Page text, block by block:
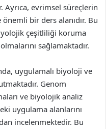
Ayrıca, evrimsel süreçlerin
bir ders alanıdır. Bu
çeşitliliği koruma
sağlamaktadır.
uygulamalı biyoloji ve
Genom
ve biyolojik analiz
uygulama alanlarını
incelenmektedir. Bu